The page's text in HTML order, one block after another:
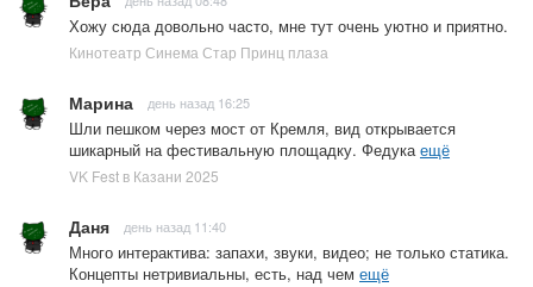
Хожу сюда довольно часто, мне тут очень уютно и приятно.
Кинотеатр Синема Стар Принц плаза
Марина день назад 16:25
Шли пешком через мост от Кремля, вид открывается
шикарный на фестивальную площадку. Федукаещё
VK Fest в Казани 2025
Даня день назад 11:40
Много интерактива: запахи, звуки, видео; не только статика.
Концепты нетривиальны, есть, над чем ещё